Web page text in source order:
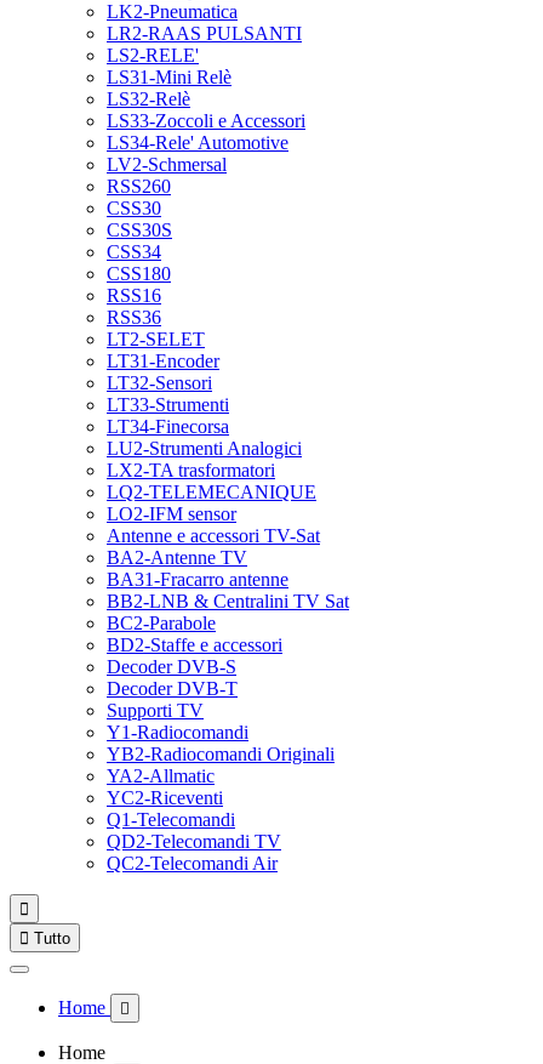
LK2-Pneumatica
LR2-RAAS PULSANTI
LS2-RELE'
LS31-Mini Relè
LS32-Relè
LS33-Zoccoli e Accessori
LS34-Rele' Automotive
LV2-Schmersal
RSS260
CSS30
CSS30S
CSS34
CSS180
RSS16
RSS36
LT2-SELET
LT31-Encoder
LT32-Sensori
LT33-Strumenti
LT34-Finecorsa
LU2-Strumenti Analogici
LX2-TA trasformatori
LQ2-TELEMECANIQUE
LO2-IFM sensor
Antenne e accessori TV-Sat
BA2-Antenne TV
BA31-Fracarro antenne
BB2-LNB & Centralini TV Sat
BC2-Parabole
BD2-Staffe e accessori
Decoder DVB-S
Decoder DVB-T
Supporti TV
Y1-Radiocomandi
YB2-Radiocomandi Originali
YA2-Allmatic
YC2-Riceventi
Q1-Telecomandi
QD2-Telecomandi TV
QC2-Telecomandi Air

 Tutto
Home 
Home